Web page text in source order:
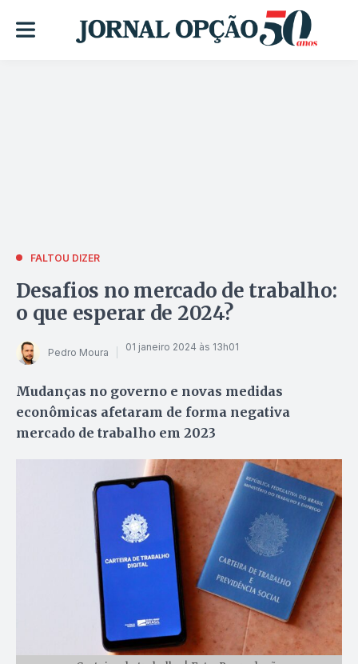
FALTOU DIZER
Desafios no mercado de trabalho:
o que esperar de 2024?
Pedro Moura 01 janeiro 2024 às 13h01
Mudanças no governo e novas medidas
econômicas afetaram de forma negativa
mercado de trabalho em 2023